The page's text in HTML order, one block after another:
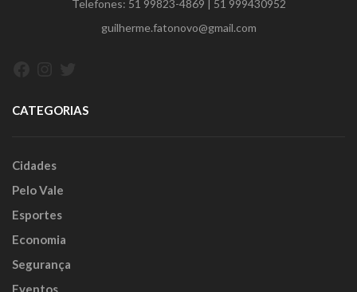
Telefones: 51 99823-4869 | 51 999430952
guilherme.fatonovo@gmail.com
CATEGORIAS
Cidades
Pelo Vale
Esportes
Economia
Segurança
Eventos